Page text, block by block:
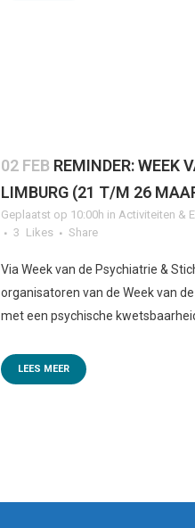
02 FEB REMINDER: WEEK
LIMBURG (21 T/M 26
Geplaatst op 10:00h in Activiteiten &
3 Likes Share
Via Week van de Psychiatrie &
organisatoren van de Week van
met een psychische
LEES MEER